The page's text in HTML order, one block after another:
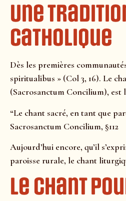
Une
catholique
Dès les premières
spiritualibus » (Col 3, 16). Le
(Sacrosanctum Concilium),
“Le chant sacré, en tant que
Sacrosanctum Concilium, §112
Aujourd’hui encore, qu’il
paroisse rurale, le chant
Le chant